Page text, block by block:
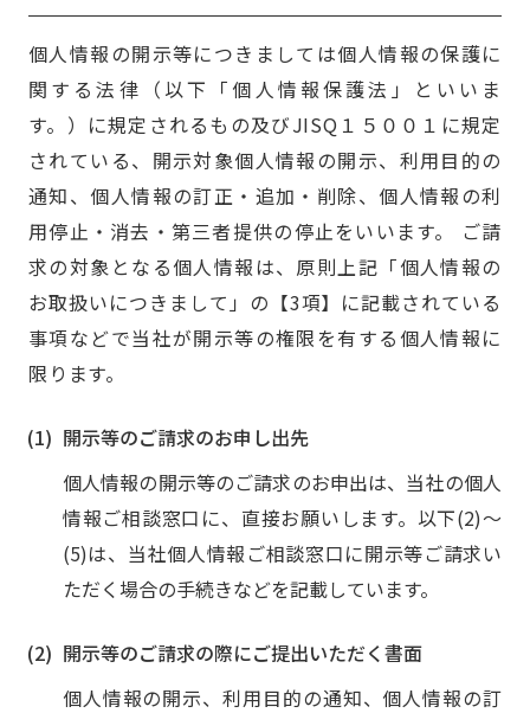
個人情報の開示等につきましては個人情報の保護に
関する法律（以下「個人情報保護法」といいま
す。）に規定されるもの及びJISQ１５００１に規定
されている、開示対象個人情報の開示、利用目的の
通知、個人情報の訂正・追加・削除、個人情報の利
用停止・消去・第三者提供の停止をいいます。 ご請
求の対象となる個人情報は、原則上記「個人情報の
お取扱いにつきまして」の【3項】に記載されている
事項などで当社が開示等の権限を有する個人情報に
限ります。
開示等のご請求のお申し出先
個人情報の開示等のご請求のお申出は、当社の個人
情報ご相談窓口に、直接お願いします。 以下(2)～
(5)は、当社個人情報ご相談窓口に開示等ご請求い
ただく場合の手続きなどを記載しています。
開示等のご請求の際にご提出いただく書面
個人情報の開示、利用目的の通知、個人情報の訂